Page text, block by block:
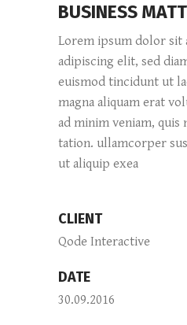
BUSINESS
Lorem ipsum dolor sit
adipiscing elit, sed
euismod tincidunt ut
magna aliquam erat
ad minim veniam,
tation. ullamcorper
ut aliquip exea
CLIENT
Qode Interactive
DATE
30.09.2016